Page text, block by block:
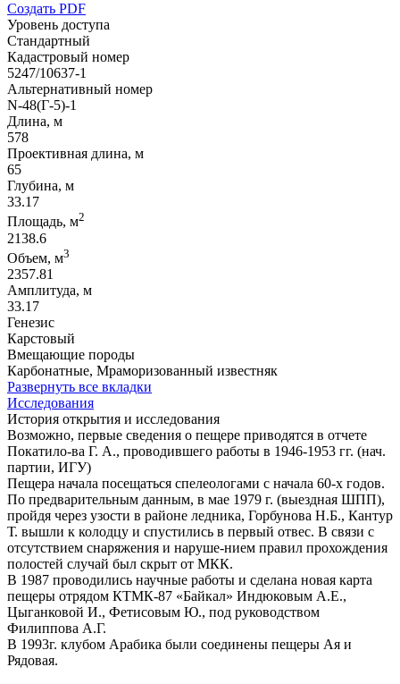
Создать PDF
Уровень доступа
Стандартный
Кадастровый номер
5247/10637-1
Альтернативный номер
N-48(Г-5)-1
Длина, м
578
Проективная длина, м
65
Глубина, м
33.17
Площадь, м2
2138.6
Объем, м3
2357.81
Амплитуда, м
33.17
Генезис
Карстовый
Вмещающие породы
Карбонатные, Мраморизованный известняк
Развернуть все вкладки
Исследования
История открытия и исследования
Возможно, первые сведения о пещере приводятся в отчете
Покатило-ва Г. А., проводившего работы в 1946-1953 гг. (нач.
партии, ИГУ)
Пещера начала посещаться спелеологами с начала 60-х годов.
По предварительным данным, в мае 1979 г. (выездная ШПП),
пройдя через узости в районе ледника, Горбунова Н.Б., Кантур
Т. вышли к колодцу и спустились в первый отвес. В связи с
отсутствием снаряжения и наруше-нием правил прохождения
полостей случай был скрыт от МКК.
В 1987 проводились научные работы и сделана новая карта
пещеры отрядом КТМК-87 «Байкал» Индюковым А.Е.,
Цыганковой И., Фетисовым Ю., под руководством
Филиппова А.Г.
В 1993г. клубом Арабика были соединены пещеры Ая и
Рядовая.